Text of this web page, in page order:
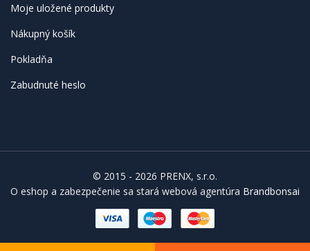
Moje uložené produkty
Nákupný košík
Pokladňa
Zabudnuté heslo
© 2015 - 2026 PRENX, s.r.o.
O eshop a zabezpečenie sa stará webová agentúra Brandbonsai